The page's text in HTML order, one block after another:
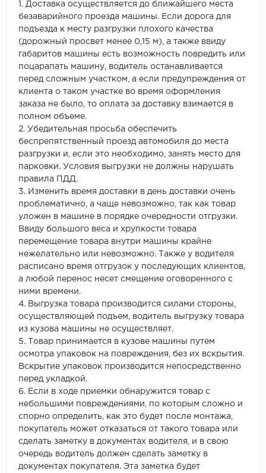
1. Доставка осуществляется до ближайшего места
безаварийного проезда машины. Если дорога для
подъезда к месту разгрузки плохого качества
(дорожный просвет менее 0,15 м), а также ввиду
габаритов машины есть возможность повредить или
поцарапать машину, водитель останавливается
перед сложным участком, а если предупреждения от
клиента о таком участке во время оформления
заказа не было, то оплата за доставку взимается в
полном объеме.
2. Убедительная просьба обеспечить
беспрепятственный проезд автомобиля до места
разгрузки и, если это необходимо, занять место для
парковки. Условия выгрузки не должны нарушать
правила ПДД.
3. Изменить время доставки в день доставки очень
проблематично, а чаще невозможно, так как товар
уложен в машине в порядке очередности отгрузки.
Ввиду большого веса и хрупкости товара
перемещение товара внутри машины крайне
нежелательно или невозможно. Также у водителя
расписано время отгрузок у последующих клиентов,
а любой перенос несет смещение оговоренного с
ними времени.
4. Выгрузка товара производится силами стороны,
осуществляющей подъем, водитель выгрузку товара
из кузова машины не осуществляет.
5. Товар принимается в кузове машины путем
осмотра упаковок на повреждения, без их вскрытия.
Вскрытие упаковок производится непосредственно
перед укладкой.
6. Если в ходе приемки обнаружится товар с
небольшими повреждениями, по которым сложно и
спорно определить, как это будет после монтажа,
покупатель может отказаться от такого товара или
сделать заметку в документах водителя, и в свою
очередь водитель должен сделать заметку в
документах покупателя. Эта заметка будет